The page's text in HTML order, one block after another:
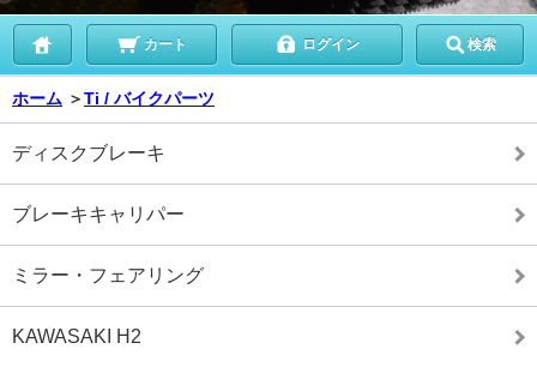
カート ログイン 検索
ホーム ＞Ti / バイクパーツ
ディスクブレーキ
ブレーキキャリパー
ミラー・フェアリング
KAWASAKI H2